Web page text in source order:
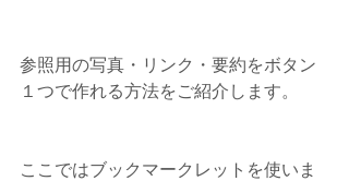
参照用の写真・リンク・要約をボタン
１つで作れる方法をご紹介します。
ここではブックマークレットを使いま